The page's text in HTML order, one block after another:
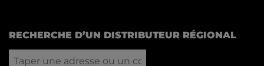
RECHERCHE D’UN DISTRIBUTEUR RÉGIONAL